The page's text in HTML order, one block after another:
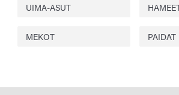
UIMA-ASUT
MEKOT PAIDAT